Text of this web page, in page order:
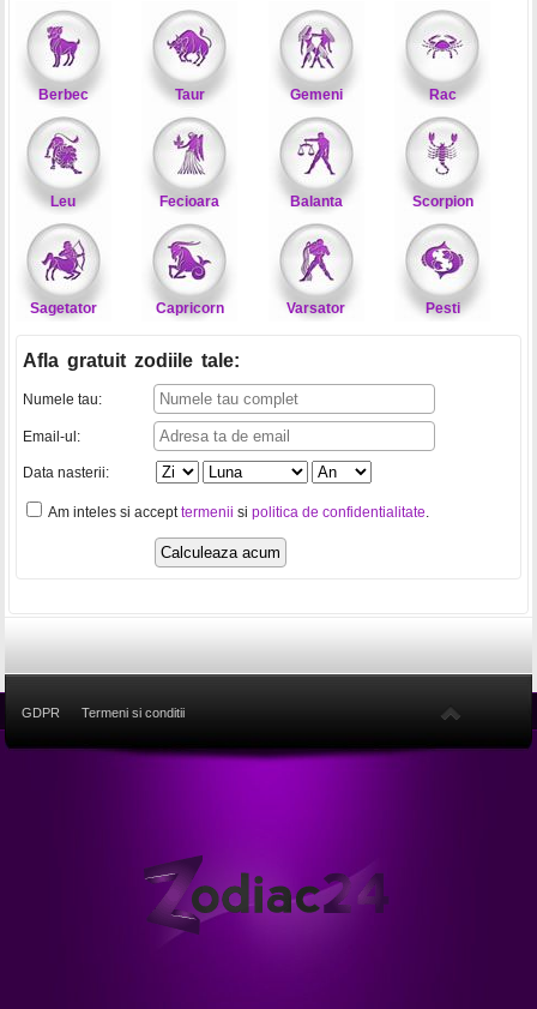
Berbec Taur Gemeni Rac
Leu Fecioara Balanta Scorpion
Sagetator Capricorn Varsator Pesti
Afla gratuit zodiile tale:
Numele tau:
Email-ul:
Data nasterii:
Am inteles si accepttermenii si politica de confidentialitate.
GDPR Termeni si conditii